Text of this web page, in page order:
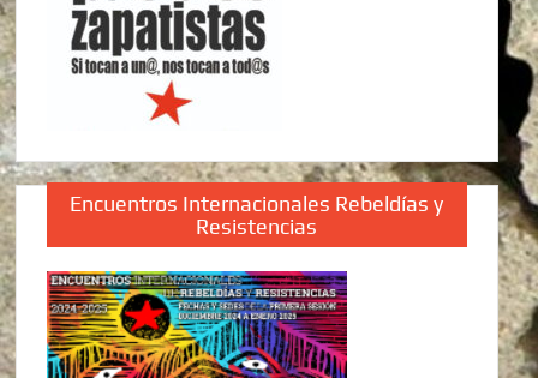
Encuentros Internacionales Rebeldías y
Resistencias